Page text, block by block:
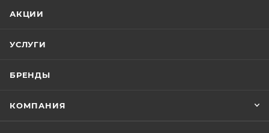
АКЦИИ
УСЛУГИ
БРЕНДЫ
КОМПАНИЯ